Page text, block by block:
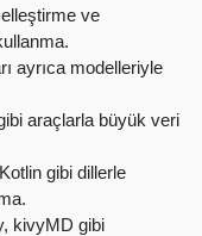
ve
ayrıca modelleriyle
araçlarla büyük veri
gibi dillerle
kivyMD gibi